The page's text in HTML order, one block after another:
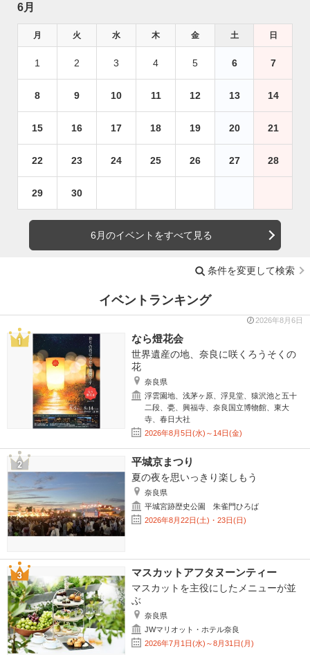
6月
月 火 水 木 金 土 日
1 2 3 4 5 6 7
8 9 10 11 12 13 14
15 16 17 18 19 20 21
22 23 24 25 26 27 28
29 30
6月のイベントをすべて見る
条件を変更して検索
イベントランキング
2026年8月6日
なら燈花会
世界遺産の地、奈良に咲くろうそくの
花
奈良県
浮雲園地、浅茅ヶ原、浮見堂、猿沢池と五十
二段、甍、興福寺、奈良国立博物館、東大
寺、春日大社
2026年8月5日(水)～14日(金)
平城京まつり
夏の夜を思いっきり楽しもう
奈良県
平城宮跡歴史公園 朱雀門ひろば
2026年8月22日(土)・23日(日)
マスカットアフタヌーンティー
マスカットを主役にしたメニューが並
ぶ
奈良県
JWマリオット・ホテル奈良
2026年7月1日(水)～8月31日(月)